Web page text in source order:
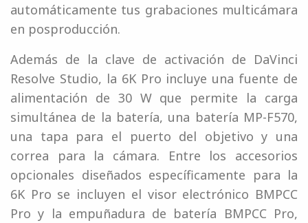
automáticamente tus grabaciones multicámara
en posproducción.
Además de la clave de activación de DaVinci
Resolve Studio, la 6K Pro incluye una fuente de
alimentación de 30 W que permite la carga
simultánea de la batería, una batería MP-F570,
una tapa para el puerto del objetivo y una
correa para la cámara. Entre los accesorios
opcionales diseñados específicamente para la
6K Pro se incluyen el visor electrónico BMPCC
Pro y la empuñadura de batería BMPCC Pro,